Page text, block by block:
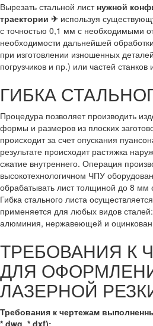
Вырезать стальной лист нужной
траектории ✈ используя
с точностью 0,1 мм с необходимыми
необходимости дальнейшей
при изготовлении изношенных
погрузчиков и пр.) или частей
ГИБКА
Процедура позволяет производить
формы и размеров из плоских
происходит за счет опускания
результате происходит растяжка
сжатие внутреннего. Операция
высокотехнологичном ЧПУ
обрабатывать лист толщиной до 8
Гибка стального листа
применяется для любых видов
алюминия, нержавеющей и
ТРЕБОВАНИЯ К
ДЛЯ
ЛАЗЕРНОЙ
Требования к чертежам